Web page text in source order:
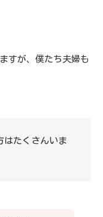
すが、僕たち夫婦も
はたくさんいま